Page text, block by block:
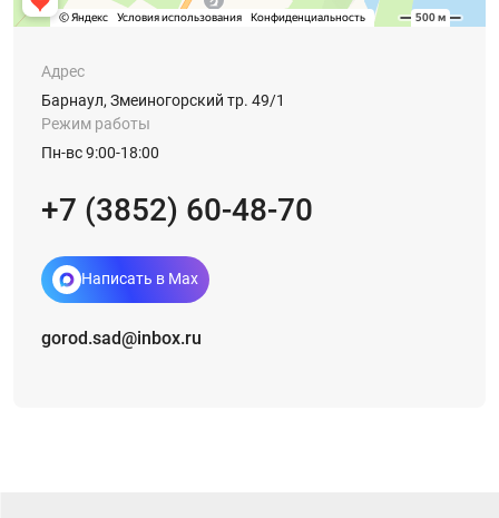
Адрес
Барнаул, Змеиногорский тр. 49/1
Режим работы
Пн-вс 9:00-18:00
+7 (3852) 60-48-70
Написать в Max
gorod.sad@inbox.ru